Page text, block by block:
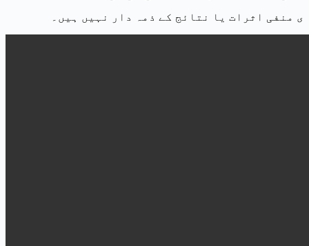
ی منفی اثرات یا نتائج کے ذمہ دار نہیں ہیں۔